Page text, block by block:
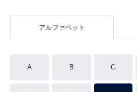
アルファベット
A B C